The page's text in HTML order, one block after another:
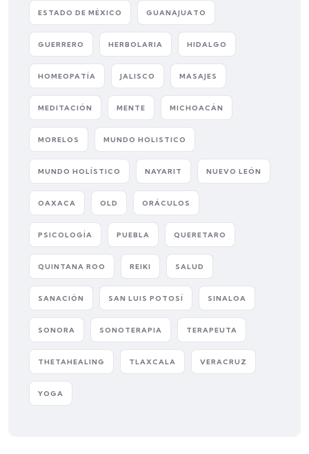
ESTADO DE MÉXICO GUANAJUATO
GUERRERO HERBOLARIA HIDALGO
HOMEOPATÍA JALISCO MASAJES
MEDITACIÓN MENTE MICHOACÁN
MORELOS MUNDO HOLISTICO
MUNDO HOLÍSTICO NAYARIT NUEVO LEÓN
OAXACA OLD ORÁCULOS
PSICOLOGÍA PUEBLA QUERETARO
QUINTANA ROO REIKI SALUD
SANACIÓN SAN LUIS POTOSÍ SINALOA
SONORA SONOTERAPIA TERAPEUTA
THETAHEALING TLAXCALA VERACRUZ
YOGA